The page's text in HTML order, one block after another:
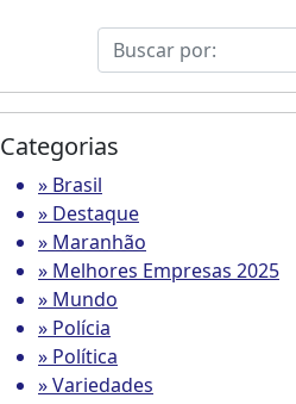
Categorias
» Brasil
» Destaque
» Maranhão
» Melhores Empresas 2025
» Mundo
» Polícia
» Política
» Variedades